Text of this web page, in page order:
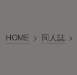
HOME > 同人誌 >